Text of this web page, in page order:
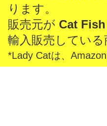
ります。
販売元が Cat
輸入販売している
*Lady Catは、